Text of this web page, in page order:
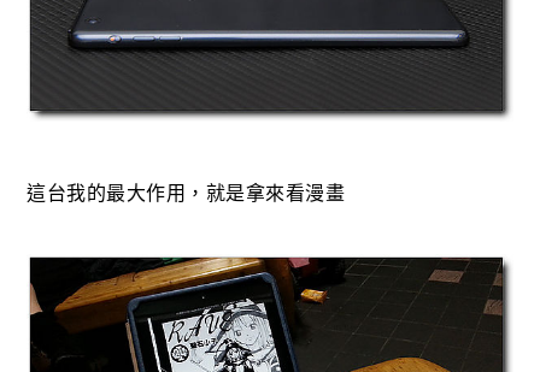
這台我的最大作用，就是拿來看漫畫